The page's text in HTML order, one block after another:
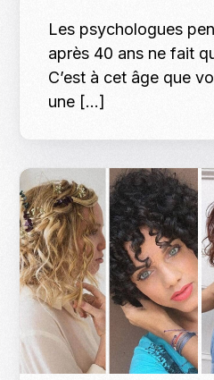
Les psychologues
après 40 ans ne fait
C’est à cet âge que
une […]